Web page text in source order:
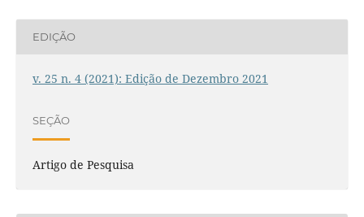
EDIÇÃO
v. 25 n. 4 (2021): Edição de Dezembro 2021
SEÇÃO
Artigo de Pesquisa